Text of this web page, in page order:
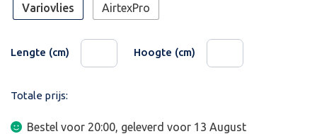
Variovlies AirtexPro
Lengte (cm) Hoogte (cm)
Totale prijs:
Bestel voor 20:00, geleverd voor 13 August